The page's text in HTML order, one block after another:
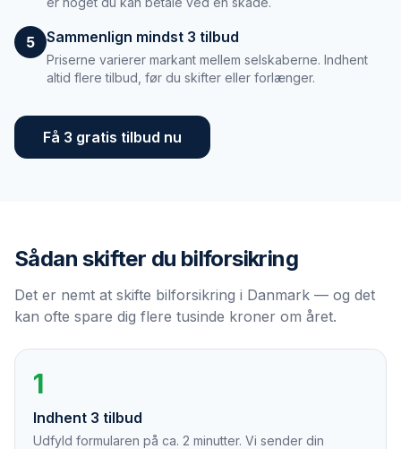
5 Sammenlign mindst 3 tilbud
Priserne varierer markant mellem selskaberne. Indhent
altid flere tilbud, før du skifter eller forlænger.
Få 3 gratis tilbud nu
Sådan skifter du bilforsikring
Det er nemt at skifte bilforsikring i Danmark — og det
kan ofte spare dig flere tusinde kroner om året.
1
Indhent 3 tilbud
Udfyld formularen på ca. 2 minutter. Vi sender din